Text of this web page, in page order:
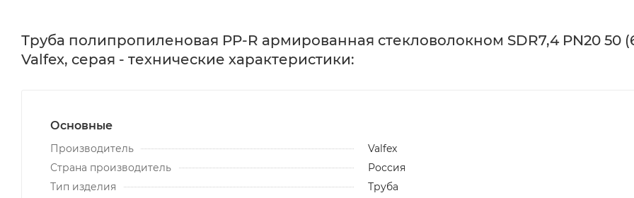
Труба полипропиленовая PP-R армированная стекловолокном SDR7,4 PN20 50
Valfex, серая - технические характеристики:
Основные
Производитель
Valfex
Страна производитель
Россия
Тип изделия
Труба